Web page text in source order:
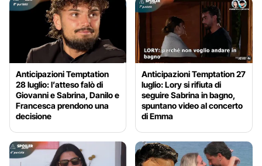
Anticipazioni Temptation
28 luglio: l’atteso falò di
Giovanni e Sabrina, Danilo e
Francesca prendono una
decisione
Anticipazioni Temptation 27
luglio: Lory si rifiuta di
seguire Sabrina in bagno,
spuntano video al concerto
di Emma